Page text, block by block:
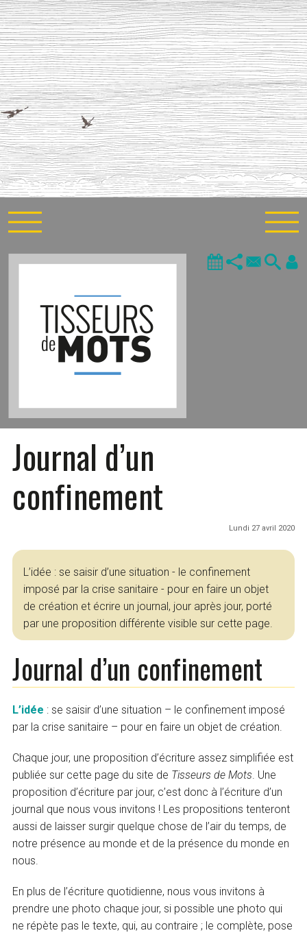
Journal d’un
confinement
Lundi 27 avril 2020
L’idée : se saisir d’une situation - le confinement
imposé par la crise sanitaire - pour en faire un objet
de création et écrire un journal, jour après jour, porté
par une proposition différente visible sur cette page.
Journal d’un confinement
L’idée : se saisir d’une situation – le confinement imposé
par la crise sanitaire – pour en faire un objet de création.
Chaque jour, une proposition d’écriture assez simplifiée est
publiée sur cette page du site de Tisseurs de Mots . Une
proposition d’écriture par jour, c’est donc à l’écriture d’un
journal que nous vous invitons ! Les propositions tenteront
aussi de laisser surgir quelque chose de l’air du temps, de
notre présence au monde et de la présence du monde en
nous.
En plus de l’écriture quotidienne, nous vous invitons à
prendre une photo chaque jour, si possible une photo qui
ne répète pas le texte, qui, au contraire ; le complète, pose